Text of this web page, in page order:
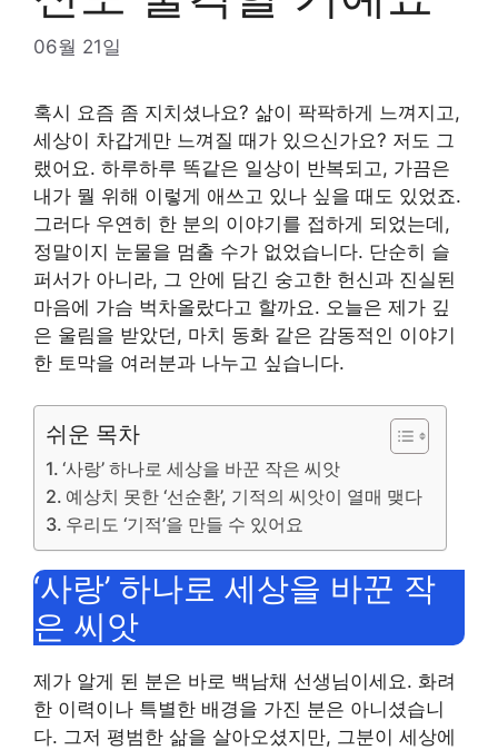
06월 21일
혹시 요즘 좀 지치셨나요? 삶이 팍팍하게 느껴지고,
세상이 차갑게만 느껴질 때가 있으신가요? 저도 그
랬어요. 하루하루 똑같은 일상이 반복되고, 가끔은
내가 뭘 위해 이렇게 애쓰고 있나 싶을 때도 있었죠.
그러다 우연히 한 분의 이야기를 접하게 되었는데,
정말이지 눈물을 멈출 수가 없었습니다. 단순히 슬
퍼서가 아니라, 그 안에 담긴 숭고한 헌신과 진실된
마음에 가슴 벅차올랐다고 할까요. 오늘은 제가 깊
은 울림을 받았던, 마치 동화 같은 감동적인 이야기
한 토막을 여러분과 나누고 싶습니다.
쉬운 목차
‘사랑’ 하나로 세상을 바꾼 작은 씨앗
예상치 못한 ‘선순환’, 기적의 씨앗이 열매 맺다
우리도 ‘기적’을 만들 수 있어요
‘사랑’ 하나로 세상을 바꾼 작
은 씨앗
제가 알게 된 분은 바로 백남채 선생님이세요. 화려
한 이력이나 특별한 배경을 가진 분은 아니셨습니
다. 그저 평범한 삶을 살아오셨지만, 그분이 세상에